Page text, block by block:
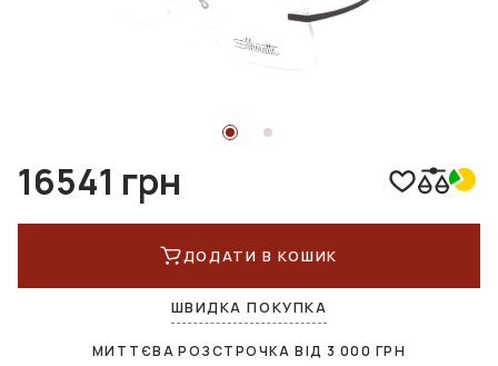
16541 грн
ДОДАТИ В КОШИК
ШВИДКА ПОКУПКА
МИТТЄВА РОЗСТРОЧКА ВІД 3 000 ГРН